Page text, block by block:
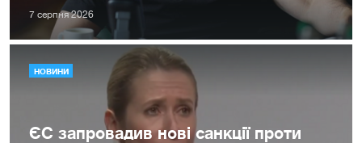
7 серпня 2026
НОВИНИ
ЄС запровадив нові санкції проти